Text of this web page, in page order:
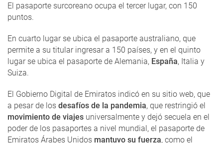
El pasaporte surcoreano ocupa el tercer lugar, con 150
puntos.
En cuarto lugar se ubica el pasaporte australiano, que
permite a su titular ingresar a 150 países, y en el quinto
lugar se ubica el pasaporte de Alemania, España, Italia y
Suiza.
El Gobierno Digital de Emiratos indicó en su sitio web, que
a pesar de los desafíos de la pandemia, que restringió el
movimiento de viajes universalmente y dejó secuela en el
poder de los pasaportes a nivel mundial, el pasaporte de
Emiratos Árabes Unidos mantuvo su fuerza, como el